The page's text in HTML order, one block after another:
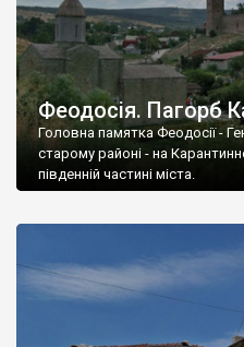
Феодосія. Пагорб
Головна памятка Феодосії -
старому районі - на
південній частині міста.